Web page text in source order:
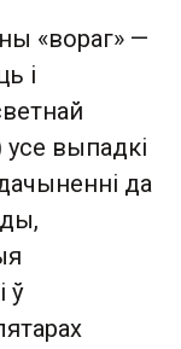
«вораг» —
і
выпадкі
да
ў